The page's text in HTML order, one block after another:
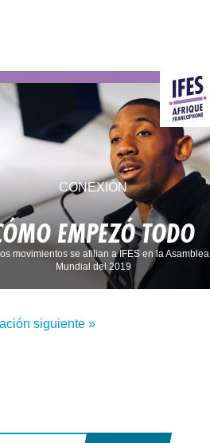
CONEXIÓN
EMPEZÓ TODO
movimientos se afilian a IFES en la Asamblea
Mundial del 2019
siguiente »